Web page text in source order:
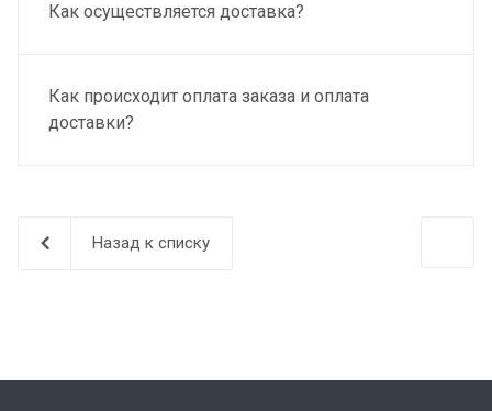
Как осуществляется доставка?
Как происходит оплата заказа и оплата
доставки?
Назад к списку